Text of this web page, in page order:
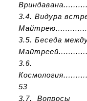
3.4. Видура
3.5. Беседа
3.6.
53
3.7. Вопросы